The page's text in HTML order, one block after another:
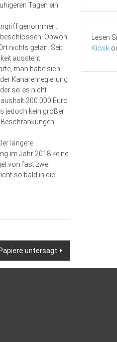
Tagen ein
genommen.
Obwohl
nichts getan. Seit
aussteht.
man habe sich
Kanarenregierung
sei es nicht
200.000 Euro
jedoch kein großer
längere
im Jahr 2018 keine
von fast zwei
so bald in die
untersagt
Lesen
Kiosk